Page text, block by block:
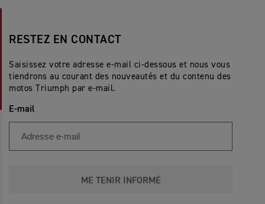
RESTEZ EN CONTACT
Saisissez votre adresse e-mail ci-dessous et nous vous
tiendrons au courant des nouveautés et du contenu des
motos Triumph par e-mail.
E-mail
ME TENIR INFORMÉ